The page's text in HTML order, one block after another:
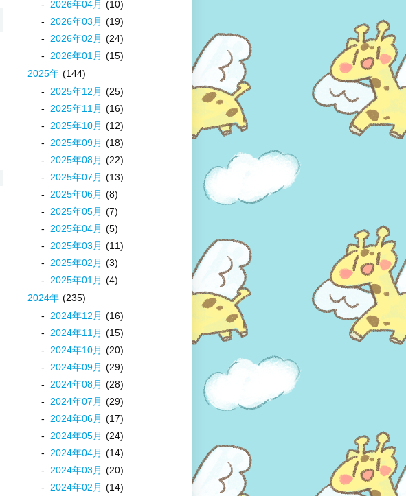
2026年04月 (10)
2026年03 月 (19)
2026年02 月 (24)
2026年01 月 (15)
2025年 (144)
2025年12 月 (25)
2025年11 月 (16)
2025年10月 (12)
2025年09月 (18)
2025年08月 (22)
2025年07 月 (13)
2025年06月 (8)
2025年05月 (7)
2025年04月 (5)
2025年03 月 (11)
2025年02 月 (3)
2025年01 月 (4)
2024年 (235)
2024年12 月 (16)
2024年11 月 (15)
2024年10月 (20)
2024年09月 (29)
2024年08月 (28)
2024年07 月 (29)
2024年06月 (17)
2024年05月 (24)
2024年04月 (14)
2024年03 月 (20)
2024年02 月 (14)